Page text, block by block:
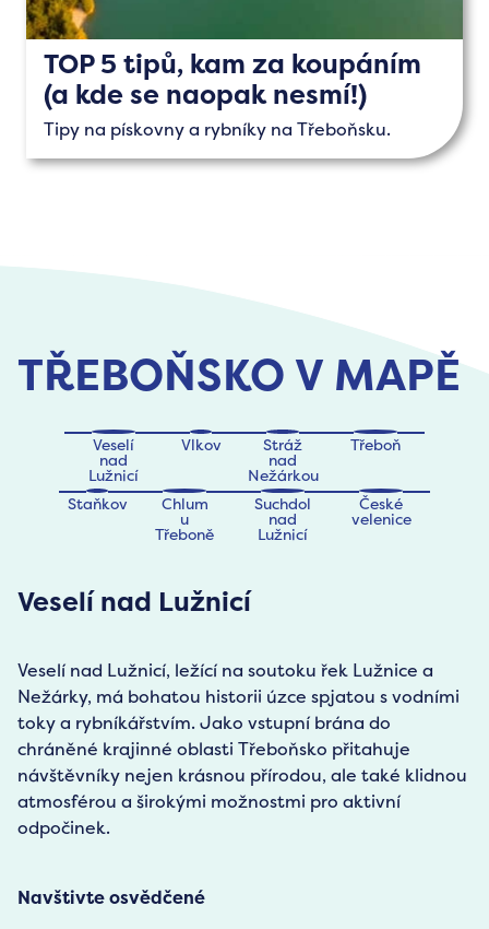
TOP 5 tipů, kam za koupáním
(a kde se naopak nesmí!)
Tipy na pískovny a rybníky na Třeboňsku.
TŘEBOŇSKO V MAPĚ
Veselí
nad
Lužnicí
Vlkov Stráž
nad
Nežárkou
Třeboň
Staňkov Chlum
u
Třeboně
Suchdol
nad
Lužnicí
České
velenice
Navštivte osvědčené
Chráněnná krajinná oblast Třeboňsko
Veselí nad Lužnicí
Veselí nad Lužnicí, ležící na soutoku řek Lužnice a
Nežárky, má bohatou historii úzce spjatou s vodními
toky a rybníkářstvím. Jako vstupní brána do
chráněné krajinné oblasti Třeboňsko přitahuje
návštěvníky nejen krásnou přírodou, ale také klidnou
atmosférou a širokými možnostmi pro aktivní
odpočinek.
Navštivte osvědčené
Navštivte osvědčené
Hrad a zámek Stráž nad Nežárkou
Navštivte osvědčené
Navštivte osvědčené
Navštivte osvědčené
Pomník obětem 1. světové války